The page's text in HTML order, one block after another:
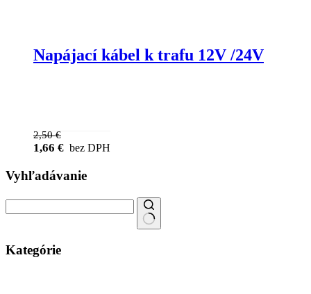
Napájací kábel k trafu 12V /24V
2,50€
1,66 € bez DPH
Vyhľadávanie
Search
for:
Kategórie